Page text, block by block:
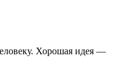
Хорошая идея —